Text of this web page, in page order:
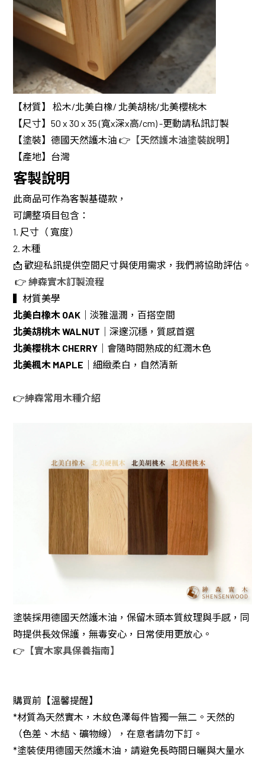
【材質】 松木/北美白橡/ 北美胡桃/北美櫻桃木
【尺寸】50 x 30 x 35 (寬x深x高/cm) -更動請私訊訂製
【塗裝】德國天然護木油 👉 【天然護木油塗裝說明】
【產地】台灣
客製說明
此商品可作為客製基礎款，
可調整項目包含：
1. 尺寸（ 寬度）
2. 木種
📩 歡迎私訊提供空間尺寸與使用需求，我們將協助評估。
👉紳森實木訂製流程
▍材質美學
北美白橡木 OAK ｜淡雅溫潤，百搭空間
北美胡桃木 WALNUT ｜深邃沉穩，質感首選
北美櫻桃木 CHERRY ｜會隨時間熟成的紅潤木色
北美楓木 MAPLE ｜細緻柔白，自然清新
👉紳森常用木種介紹
塗裝採用德國天然護木油，保留木頭本質紋理與手感，同
時提供長效保護，無毒安心，日常使用更放心。
👉 【實木家具保養指南】
購買前【溫馨提醒】
*材質為天然實木，木紋色澤每件皆獨一無二。天然的
（色差、木結、礦物線），在意者請勿下訂。
*塗裝使用德國天然護木油，請避免長時間日曬與大量水